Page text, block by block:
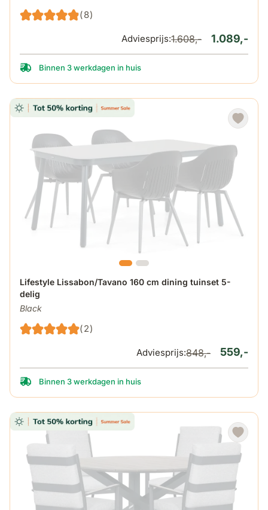
(8)
1.089,-
Adviesprijs:1.608,-
Binnen 3 werkdagen in huis
Lifestyle Lissabon/Tavano 160 cm dining tuinset 5-
delig
Black
(2)
De prijs is afhankelijk van de gekozen opties op de
559,-
Adviesprijs:848,-
Binnen 3 werkdagen in huis